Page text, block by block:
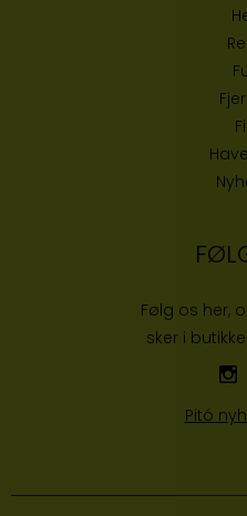
Følg os her,
sker i
Pitó